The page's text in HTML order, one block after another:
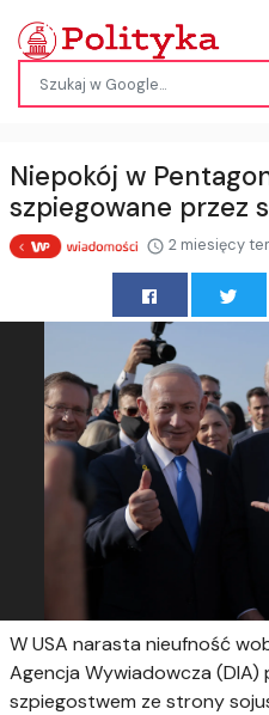
Niepokój w
szpiegowane przez
2 miesięcy
W USA narasta nieufność
Agencja Wywiadowcza (DIA)
szpiegostwem ze strony